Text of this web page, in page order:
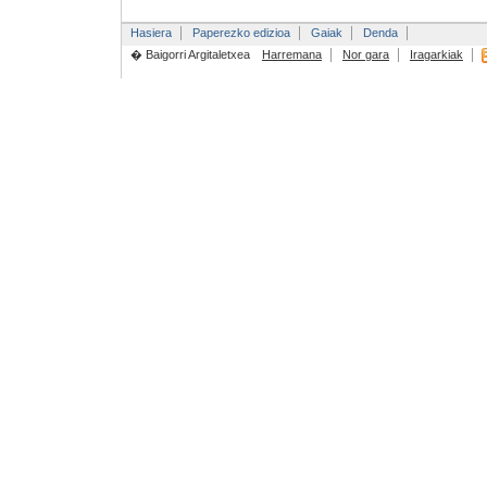
Hasiera Paperezko edizioa Gaiak
Denda
� Baigorri Argitaletxea
Harremana Nor gara Iragarkiak